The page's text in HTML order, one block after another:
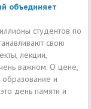
объединяет
студентов по
свою
лекции,
важном. О цене,
образование и
день памяти и